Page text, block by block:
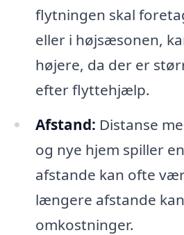
flytningen skal
eller i højsæsonen,
højere, da der er
efter flyttehjælp.
Afstand: Distanse
og nye hjem spiller
afstande kan ofte
længere afstande
omkostninger.